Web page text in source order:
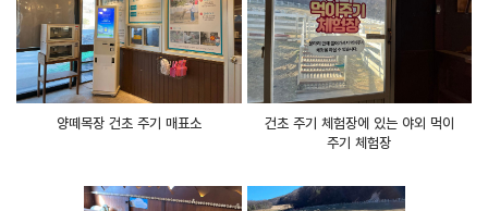
양떼목장 건초 주기 매표소
건초 주기 체험장에 있는 야외 먹이
주기 체험장